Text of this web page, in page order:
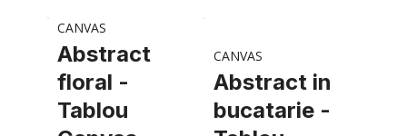
CANVAS
Abstract
floral -
Tablou
CANVAS
Abstract in
bucatarie -